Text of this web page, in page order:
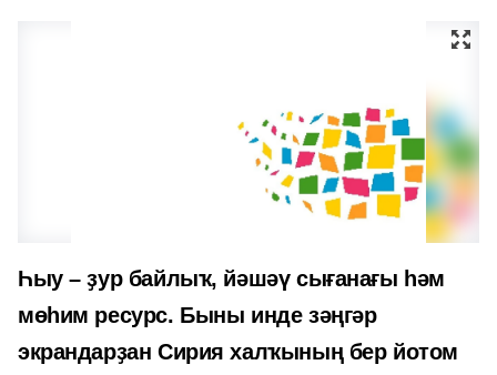
Һыу – ҙур байлыҡ, йәшәү сығанағы һәм
мөһим ресурс. Быны инде зәңгәр
экрандарҙан Сирия халҡының бер йотом